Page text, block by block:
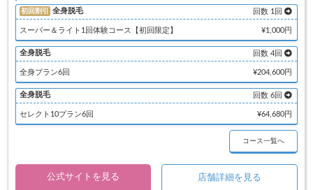
初回割引 全身脱毛 回数 1回
スーパー＆ライト1回体験コース【初回限定】 ¥1,000円
全身脱毛 回数 4回
全身プラン6回 ¥204,600円
全身脱毛 回数 6回
セレクト10プラン6回 ¥64,680円
コース一覧へ
公式サイトを見る 店舗詳細を見る